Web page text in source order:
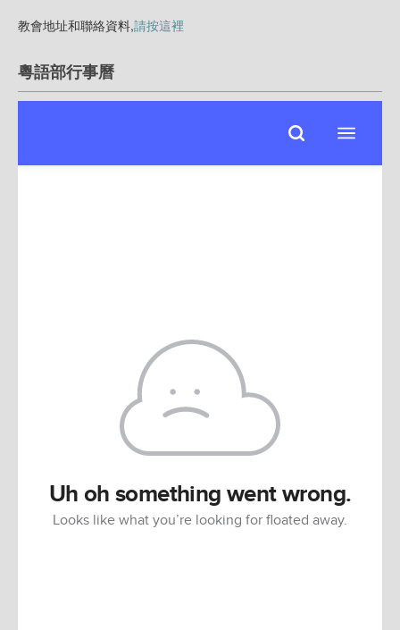
教會地址和聯絡資料,請按這裡
粵語部行事曆